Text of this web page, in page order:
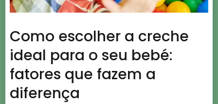
Como escolher a creche
ideal para o seu bebé:
fatores que fazem a
diferença